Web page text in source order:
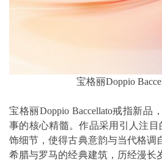
宝格丽Doppio
宝格丽Doppio Baccellato戒指新品
事的核心精髓。作品采用引人注目
饰细节，使得古典意韵与当代格调
希腊与罗马的经典建筑，历经漫长